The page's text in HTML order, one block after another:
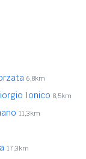
6,8km
Ionico 8,5km
11,3km
17,3km